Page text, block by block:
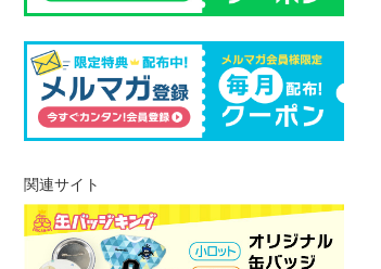
関連サイト